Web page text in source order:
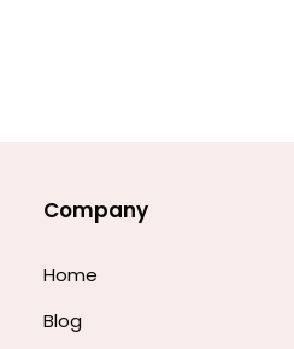
Company
Home
Blog